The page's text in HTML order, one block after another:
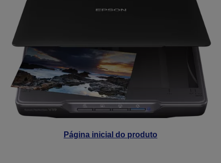
Página inicial do produto